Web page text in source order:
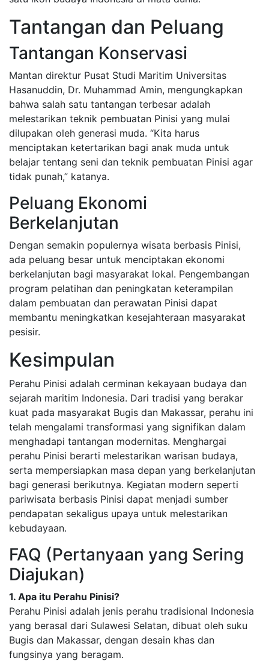
Tantangan dan Peluang
Tantangan Konservasi
Mantan direktur Pusat Studi Maritim Universitas
Hasanuddin, Dr. Muhammad Amin, mengungkapkan
bahwa salah satu tantangan terbesar adalah
melestarikan teknik pembuatan Pinisi yang mulai
dilupakan oleh generasi muda. “Kita harus
menciptakan ketertarikan bagi anak muda untuk
belajar tentang seni dan teknik pembuatan Pinisi agar
tidak punah,” katanya.
Peluang Ekonomi
Berkelanjutan
Dengan semakin populernya wisata berbasis Pinisi,
ada peluang besar untuk menciptakan ekonomi
berkelanjutan bagi masyarakat lokal. Pengembangan
program pelatihan dan peningkatan keterampilan
dalam pembuatan dan perawatan Pinisi dapat
membantu meningkatkan kesejahteraan masyarakat
pesisir.
Kesimpulan
Perahu Pinisi adalah cerminan kekayaan budaya dan
sejarah maritim Indonesia. Dari tradisi yang berakar
kuat pada masyarakat Bugis dan Makassar, perahu ini
telah mengalami transformasi yang signifikan dalam
menghadapi tantangan modernitas. Menghargai
perahu Pinisi berarti melestarikan warisan budaya,
serta mempersiapkan masa depan yang berkelanjutan
bagi generasi berikutnya. Kegiatan modern seperti
pariwisata berbasis Pinisi dapat menjadi sumber
pendapatan sekaligus upaya untuk melestarikan
kebudayaan.
FAQ (Pertanyaan yang Sering
Diajukan)
1. Apa itu Perahu Pinisi?
Perahu Pinisi adalah jenis perahu tradisional Indonesia
yang berasal dari Sulawesi Selatan, dibuat oleh suku
Bugis dan Makassar, dengan desain khas dan
fungsinya yang beragam.